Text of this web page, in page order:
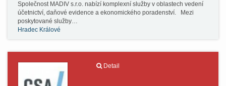
Společnost MADIV s.r.o. nabízí komplexní služby v oblastech vedení
účetnictví, daňové evidence a ekonomického poradenství. Mezi
poskytované služby…
Hradec Králové
Detail